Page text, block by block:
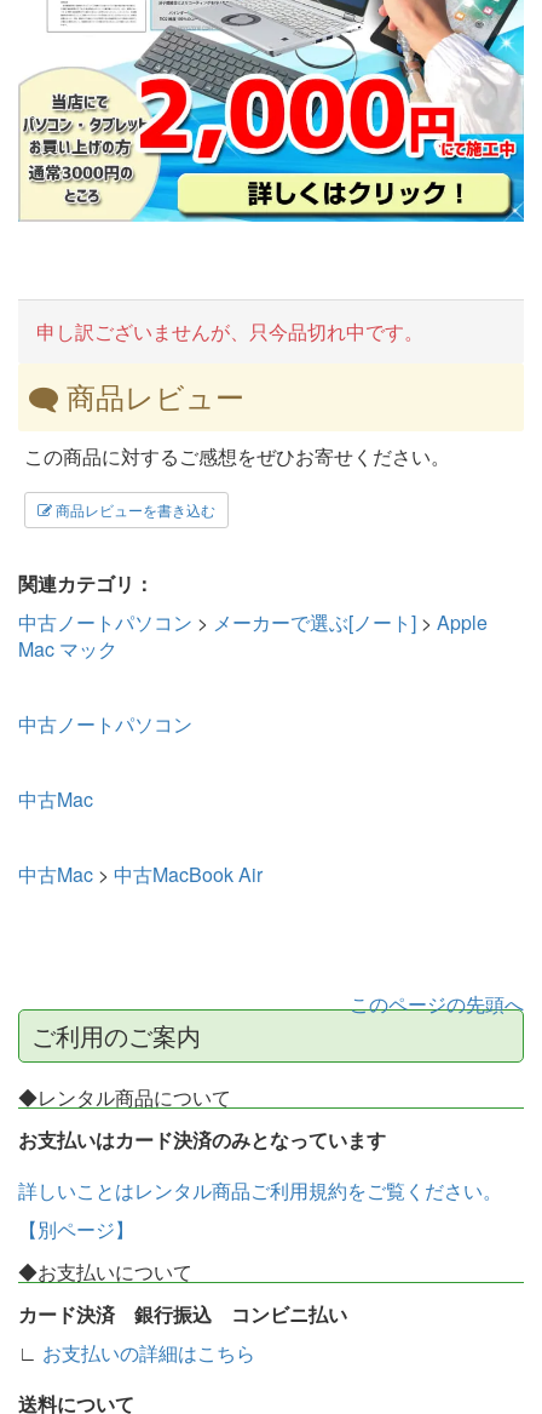
申し訳ございませんが、只今品切れ中です。
商品レビュー
この商品に対するご感想をぜひお寄せください。
商品レビューを書き込む
関連カテゴリ：
中古ノートパソコン > メーカーで選ぶ[ノート] > Apple
Mac マック
中古ノートパソコン
中古Mac
中古Mac > 中古MacBook Air
このページの先頭へ
ご利用のご案内
◆レンタル商品について
お支払いはカード決済のみとなっています
詳しいことはレンタル商品ご利用規約をご覧ください。
【別ページ】
◆お支払いについて
カード決済 銀行振込 コンビニ払い
∟ お支払いの詳細はこちら
送料について